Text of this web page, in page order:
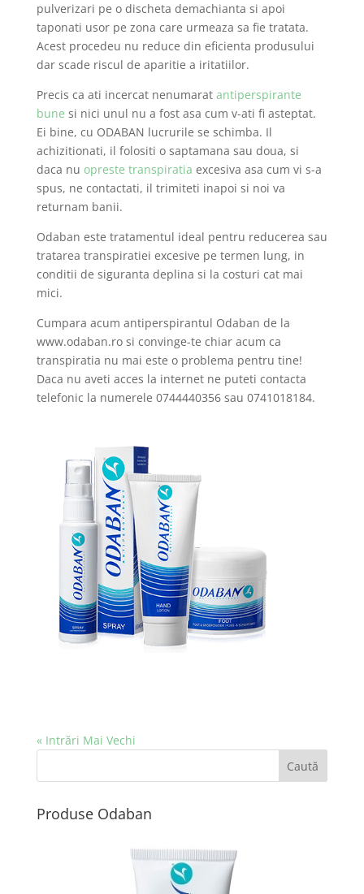
pulverizari pe o discheta demachianta si apoi
taponati usor pe zona care urmeaza sa fie tratata.
Acest procedeu nu reduce din eficienta produsului
dar scade riscul de aparitie a iritatiilor.
Precis ca ati incercat nenumarat antiperspirante
bune si nici unul nu a fost asa cum v-ati fi asteptat.
Ei bine, cu ODABAN lucrurile se schimba. Il
achizitionati, il folositi o saptamana sau doua, si
daca nu opreste transpiratia excesiva asa cum vi s-a
spus, ne contactati, il trimiteti inapoi si noi va
returnam banii.
Odaban este tratamentul ideal pentru reducerea sau
tratarea transpiratiei excesive pe termen lung, in
conditii de siguranta deplina si la costuri cat mai
mici.
Cumpara acum antiperspirantul Odaban de la
www.odaban.ro si convinge-te chiar acum ca
transpiratia nu mai este o problema pentru tine!
Daca nu aveti acces la internet ne puteti contacta
telefonic la numerele 0744440356 sau 0741018184.
« Intrări Mai Vechi
Produse Odaban